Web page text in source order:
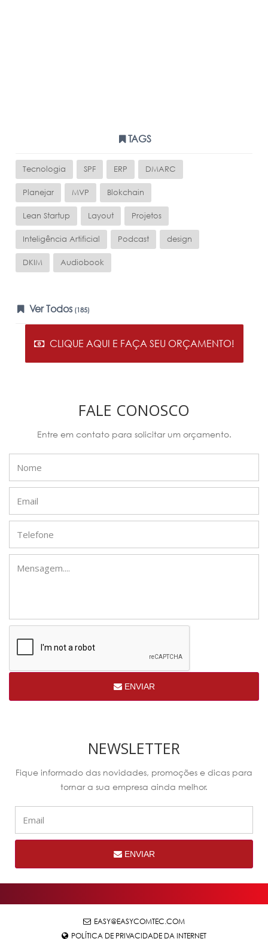
TAGS
Tecnologia SPF ERP DMARC
Planejar MVP Blokchain
Lean Startup Layout Projetos
Inteligência Artificial Podcast design
DKIM Audiobook
Ver Todos (185)
CLIQUE AQUI E FAÇA SEU ORÇAMENTO!
FALE CONOSCO
Entre em contato para solicitar um orçamento.
ENVIAR
NEWSLETTER
Fique informado das novidades, promoções e dicas para
tornar a sua empresa ainda melhor.
ENVIAR
EASY@EASYCOMTEC.COM
POLÍTICA DE PRIVACIDADE DA INTERNET